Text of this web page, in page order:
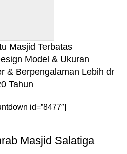
Masjid Terbatas
Model & Ukuran
& Berpengalaman Lebih dr
Tahun
id=”8477″]
Masjid Salatiga